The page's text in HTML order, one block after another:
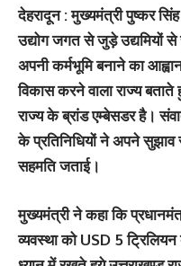
देहरादून : मुख्यमंत्री पुष्कर
उद्योग जगत से जुड़े उद्यमियों से
अपनी कर्मभूमि बनाने का
विकास करने वाला राज्य बताते
राज्य के ब्रांड एम्बेसडर है।
के प्रतिनिधियों ने अपने
सहमति जताई।
मुख्यमंत्री ने कहा कि
व्यवस्था को USD 5